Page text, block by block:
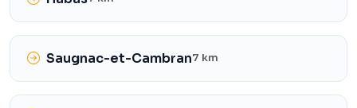
Saugnac-et-Cambran7 km